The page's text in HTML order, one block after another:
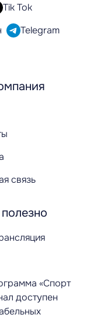
связь
«Спорт
доступен
Tik Tok
Telegram